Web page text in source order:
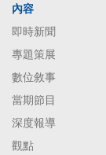
內容
即時新聞
專題策展
數位敘事
當期節目
深度報導
觀點